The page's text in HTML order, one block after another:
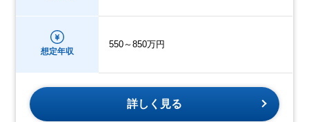
想定年収
550～850万円
詳しく見る